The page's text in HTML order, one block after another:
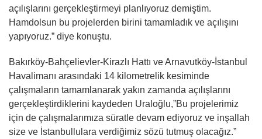
açılışlarını gerçekleştirmeyi planlıyoruz demiştim.
Hamdolsun bu projelerden birini tamamladık ve açılışını
yapıyoruz.” diye konuştu.
Bakırköy-Bahçelievler-Kirazlı Hattı ve Arnavutköy-İstanbul
Havalimanı arasındaki 14 kilometrelik kesiminde
çalışmaların tamamlanarak yakın zamanda açılışlarını
gerçekleştirdiklerini kaydeden Uraloğlu,”Bu projelerimiz
için de çalışmalarımıza süratle devam ediyoruz ve inşallah
size ve İstanbullulara verdiğimiz sözü tutmuş olacağız.”